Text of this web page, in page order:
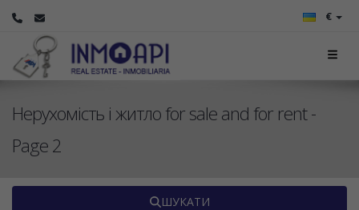
€
Нерухомість і житло for sale and for rent -
Page 2
ШУКАТИ